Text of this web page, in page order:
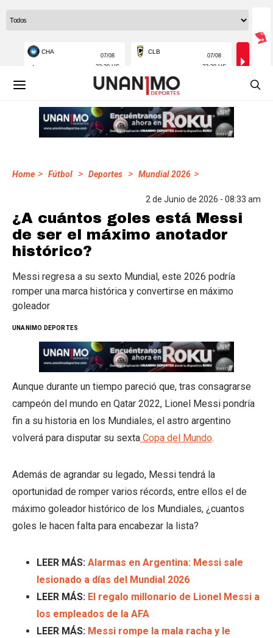
Home > Fútbol > Deportes > Mundial 2026 >
2 de Junio de 2026 - 08:33 am
¿A cuántos goles está Messi
de ser el máximo anotador
histórico?
Messi regresa a su sexto Mundial, este 2026 podría
romper una marca histórica y convertirse en máximo
goleador
UNANIMO DEPORTES
Aunque durante un tiempo pareció que, tras consagrarse
campeón del mundo en Qatar 2022, Lionel Messi pondría
fin a su historia en los Mundiales, el astro argentino
volverá para disputar su sexta Copa del Mundo.
Además de agrandar su legado, Messi tendrá la
oportunidad de romper varios récords, entre ellos el de
máximo goleador histórico de los Mundiales, ¿cuantos
goles le hacen falta para encabezar la lista?
LEER MÁS: Alarmas en Argentina: Messi sale
lesionado a días del Mundial 2026
LEER MÁS: El regalo millonario de Lionel Messi a
los empleados de la AFA
LEER MÁS: Messi rompe la mala racha y le